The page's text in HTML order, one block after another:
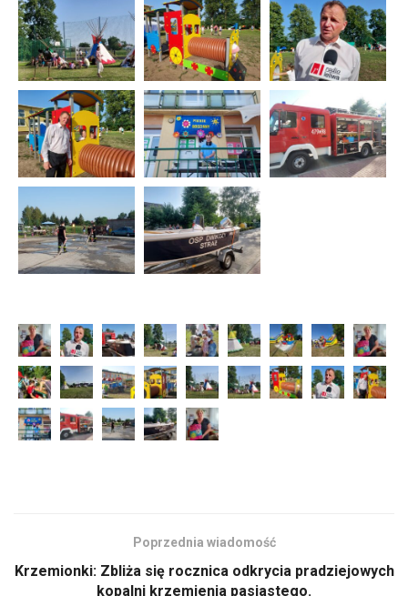
Poprzednia wiadomość
Krzemionki: Zbliża się rocznica odkrycia pradziejowych
kopalni krzemienia pasiastego.